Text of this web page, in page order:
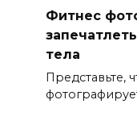
Фитнес
тела
Представьте,